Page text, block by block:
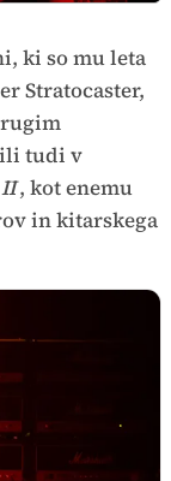
ki so mu leta
Stratocaster,
tudi v
, kot enemu
in kitarskega